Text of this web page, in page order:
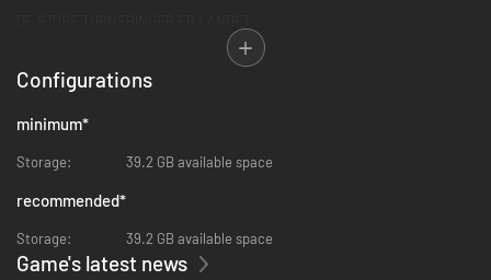
U.S. Open, The Open og PGA-mesterskabet debuterer hos 2K.
Vær dit autentiske jeg i den mest fordybende MyCAREER, og få de mest
SÆSONER ER TILBAGE, OG DE ER BEDRE END NOGENSINDE
regelmæssige opdateringer af indholdet og meget mere. Tag det hele i
dit eget tempo. Spil gennem tidligere sæsoner, selv når en ny er
Configurations
minimum*
Storage: 39.2 GB available space
recommended*
Storage: 39.2 GB available space
Game's latest news